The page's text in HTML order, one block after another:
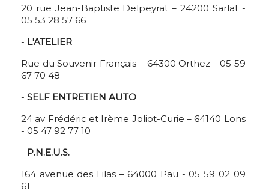
20 rue Jean-Baptiste Delpeyrat – 24200 Sarlat -
05 53 28 57 66
- L'ATELIER
Rue du Souvenir Français – 64300 Orthez - 05 59
67 70 48
- SELF ENTRETIEN AUTO
24 av Frédéric et Irème Joliot-Curie – 64140 Lons
- 05 47 92 77 10
- P.N.E.U.S.
164 avenue des Lilas – 64000 Pau - 05 59 02 09
61